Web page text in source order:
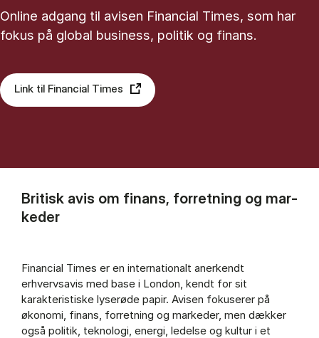
Online adgang til avisen Financial Times, som har
fokus på global business, politik og finans.
Link til Financial Times
Britisk avis om fi­nans, for­ret­ning og mar­
ke­der
Financial Times er en internationalt anerkendt
erhvervsavis med base i London, kendt for sit
karakteristiske lyserøde papir. Avisen fokuserer på
økonomi, finans, forretning og markeder, men dækker
også politik, teknologi, energi, ledelse og kultur i et